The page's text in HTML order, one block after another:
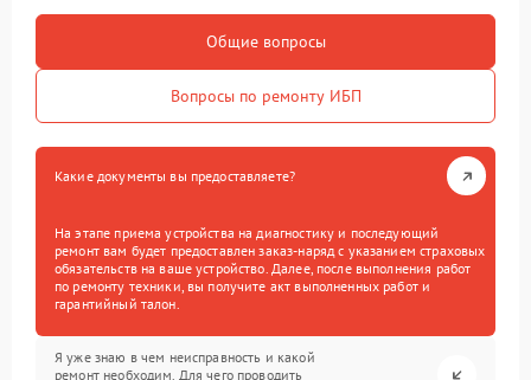
Общие вопросы
Вопросы по ремонту ИБП
Какие документы вы предоставляете?
На этапе приема устройства на диагностику и последующий
ремонт вам будет предоставлен заказ-наряд с указанием страховых
обязательств на ваше устройство. Далее, после выполнения работ
по ремонту техники, вы получите акт выполненных работ и
гарантийный талон.
Я уже знаю в чем неисправность и какой
ремонт необходим. Для чего проводить